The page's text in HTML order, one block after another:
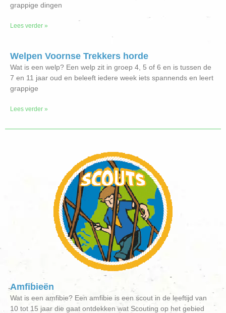
grappige dingen
Lees verder »
Welpen Voornse Trekkers horde
Wat is een welp? Een welp zit in groep 4, 5 of 6 en is tussen de
7 en 11 jaar oud en beleeft iedere week iets spannends en leert
grappige
Lees verder »
Amfibieën
Wat is een amfibie? Een amfibie is een scout in de leeftijd van
10 tot 15 jaar die gaat ontdekken wat Scouting op het gebied